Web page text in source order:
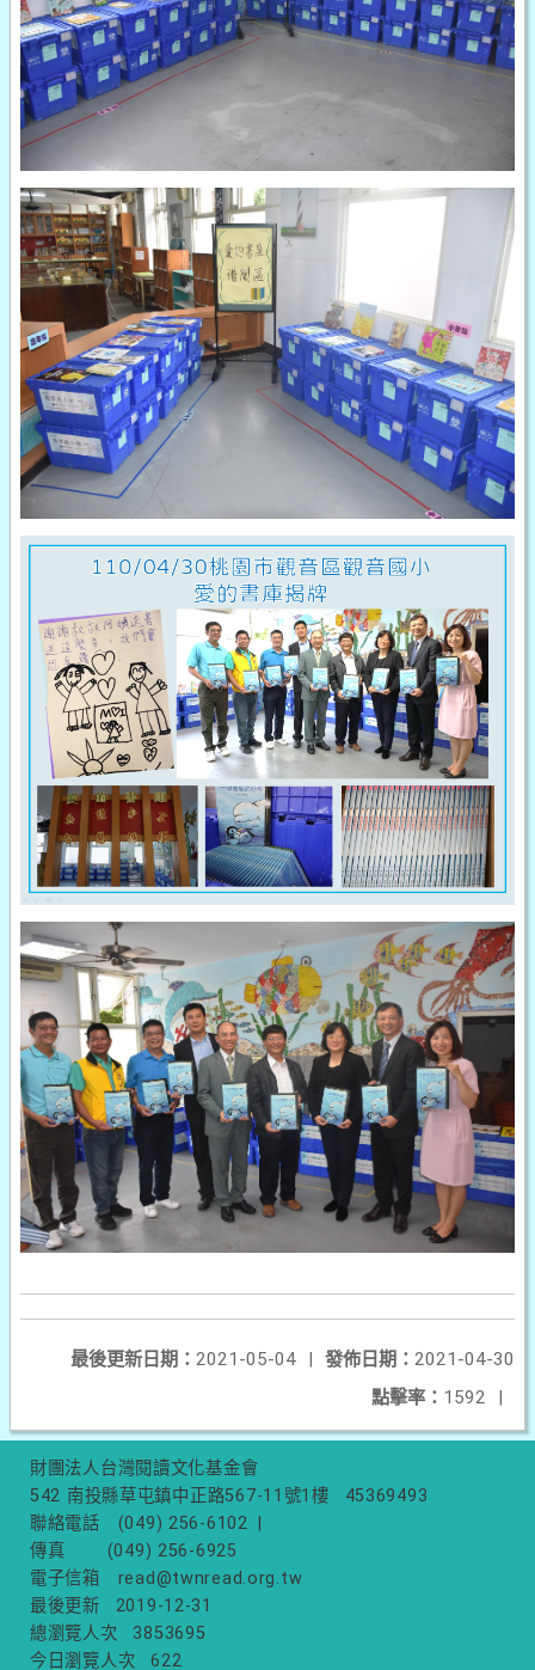
發佈日期： 2021-04-30
最後更新日期： 2021-05-04
|
點擊率： 1592 |
財團法人台灣閱讀文化基金會
542 南投縣草屯鎮中正路567-11號1樓
45369493
聯絡電話
(049) 256-6102
傳真
(049) 256-6925
電子信箱
read@twnread.org.tw
最後更新
2019-12-31
總瀏覽人次
3853695
今日瀏覽人次
622